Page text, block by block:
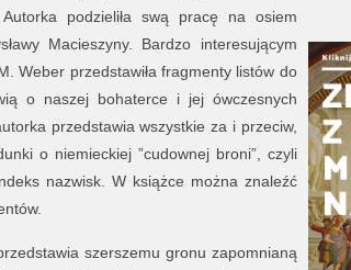
podzieliła swą pracę na osiem
Macieszyny. Bardzo interesującym
Weber przedstawiła fragmenty listów do
o naszej bohaterce i jej ówczesnych
przedstawia wszystkie za i przeciw,
o niemieckiej ”cudownej broni”, czyli
nazwisk. W książce można znaleźć
szerszemu gronu zapomnianą